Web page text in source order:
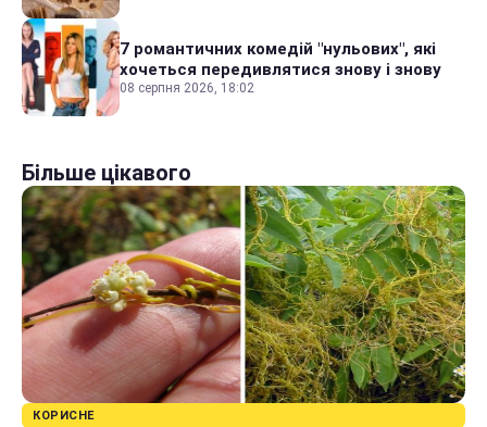
7 романтичних комедій "нульових", які
хочеться передивлятися знову і знову
08 серпня 2026, 18:02
Більше цікавого
КОРИСНЕ